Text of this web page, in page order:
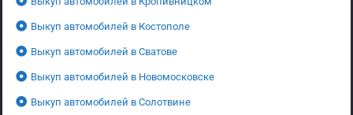
Выкуп автомобилей в Костополе
Выкуп автомобилей в Сватове
Выкуп автомобилей в Новомосковске
Выкуп автомобилей в Солотвине